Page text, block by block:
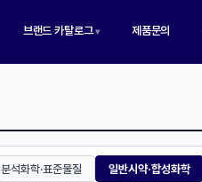
브랜드 카탈로그▾ 제품문의
분석화학·표준물질 일반시약·합성화학